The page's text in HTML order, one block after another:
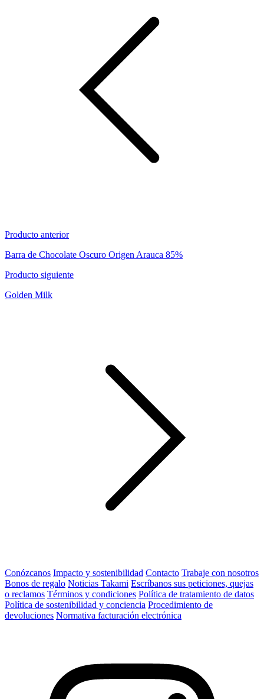
Producto anterior
Barra de Chocolate Oscuro Origen Arauca 85%
Producto siguiente
Golden Milk
Conózcanos Impacto y sostenibilidad Contacto Trabaje con nosotros
Bonos de regalo Noticias Takami Escríbanos sus peticiones, quejas
o reclamos Términos y condiciones Política de tratamiento de datos
Política de sostenibilidad y conciencia Procedimiento de
devoluciones Normativa facturación electrónica